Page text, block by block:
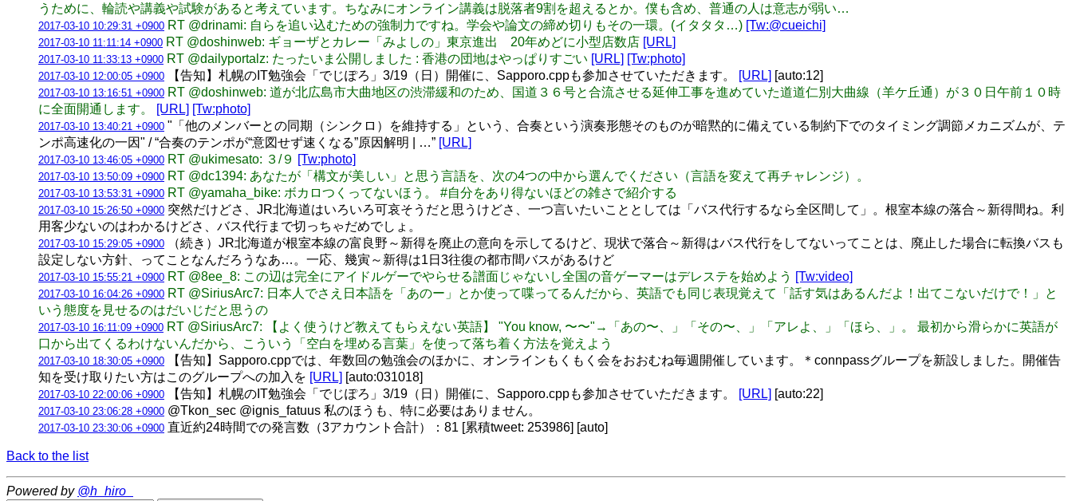
うために、輪読や講義や試験があると考えています。ちなみにオンライン講義は脱落者9割を超えるとか。僕も含め、普通の人は意志が弱い…
2017-03-10 10:29:31 +0900 RT @drinami: 自らを追い込むための強制力ですね。学会や論文の締め切りもその一環。(イタタタ…) [Tw:@cueichi]
2017-03-10 11:11:14 +0900 RT @doshinweb: ギョーザとカレー「みよしの」東京進出 20年めどに小型店数店 [URL]
2017-03-10 11:33:13 +0900 RT @dailyportalz: たったいま公開しました : 香港の団地はやっぱりすごい [URL] [Tw:photo]
2017-03-10 12:00:05 +0900 【告知】札幌のIT勉強会「でじぽろ」3/19（日）開催に、Sapporo.cppも参加させていただきます。 [URL] [auto:12]
2017-03-10 13:16:51 +0900 RT @doshinweb: 道が北広島市大曲地区の渋滞緩和のため、国道３６号と合流させる延伸工事を進めていた道道仁別大曲線（羊ケ丘通）が３０日午前１０時
に全面開通します。
[URL] [Tw:photo]
2017-03-10 13:40:21 +0900 "「他のメンバーとの同期（シンクロ）を維持する」という、合奏という演奏形態そのものが暗黙的に備えている制約下でのタイミング調節メカニズムが、テ
ンポ高速化の一因" / “合奏のテンポが“意図せず速くなる”原因解明 | …” [URL]
2017-03-10 13:46:05 +0900 RT @ukimesato: ３/９ [Tw:photo]
2017-03-10 13:50:09 +0900 RT @dc1394: あなたが「構文が美しい」と思う言語を、次の4つの中から選んでください（言語を変えて再チャレンジ）。
2017-03-10 13:53:31 +0900 RT @yamaha_bike: ボカロつくってないほう。 #自分をあり得ないほどの雑さで紹介する
2017-03-10 15:26:50 +0900 突然だけどさ、JR北海道はいろいろ可哀そうだと思うけどさ、一つ言いたいこととしては「バス代行するなら全区間して」。根室本線の落合～新得間ね。利
用客少ないのはわかるけどさ、バス代行まで切っちゃだめでしょ。
2017-03-10 15:29:05 +0900 （続き）JR北海道が根室本線の富良野～新得を廃止の意向を示してるけど、現状で落合～新得はバス代行をしてないってことは、廃止した場合に転換バスも
設定しない方針、ってことなんだろうなあ…。一応、幾寅～新得は1日3往復の都市間バスがあるけど
2017-03-10 15:55:21 +0900 RT @8ee_8: この辺は完全にアイドルゲーでやらせる譜面じゃないし全国の音ゲーマーはデレステを始めよう [Tw:video]
2017-03-10 16:04:26 +0900 RT @SiriusArc7: 日本人でさえ日本語を「あのー」とか使って喋ってるんだから、英語でも同じ表現覚えて「話す気はあるんだよ！出てこないだけで！」と
いう態度を見せるのはだいじだと思うの
2017-03-10 16:11:09 +0900 RT @SiriusArc7: 【よく使うけど教えてもらえない英語】 "You know, 〜〜"→「あの〜、」「その〜、」「アレよ、」「ほら、」。 最初から滑らかに英語が
口から出てくるわけないんだから、こういう「空白を埋める言葉」を使って落ち着く方法を覚えよう
2017-03-10 18:30:05 +0900 【告知】Sapporo.cppでは、年数回の勉強会のほかに、オンラインもくもく会をおおむね毎週開催しています。＊connpassグループを新設しました。開催告
知を受け取りたい方はこのグループへの加入を [URL] [auto:031018]
2017-03-10 22:00:06 +0900 【告知】札幌のIT勉強会「でじぽろ」3/19（日）開催に、Sapporo.cppも参加させていただきます。 [URL] [auto:22]
2017-03-10 23:06:28 +0900 @Tkon_sec @ignis_fatuus 私のほうも、特に必要はありません。
2017-03-10 23:30:06 +0900 直近約24時間での発言数（3アカウント合計）：81 [累積tweet: 253986] [auto]
Back to the list
Powered by @h_hiro_